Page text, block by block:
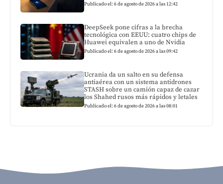
Publicado el: 6 de agosto de 2026 a las 12:42
DeepSeek pone cifras a la brecha
tecnológica con EEUU: cuatro chips de
Huawei equivalen a uno de Nvidia
Publicado el: 6 de agosto de 2026 a las 09:42
Ucrania da un salto en su defensa
antiaérea con un sistema antidrones
STASH sobre un camión capaz de cazar
los Shahed rusos más rápidos y letales
Publicado el: 6 de agosto de 2026 a las 08:01